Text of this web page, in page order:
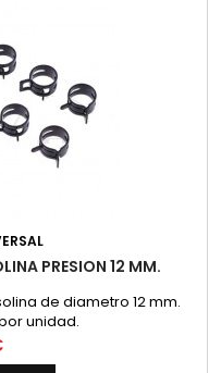
PRESION 12 MM.
de diametro 12 mm.
unidad.